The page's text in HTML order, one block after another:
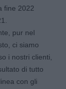
fine 2022
pur nel
ci siamo
i nostri clienti,
di tutto
con gli